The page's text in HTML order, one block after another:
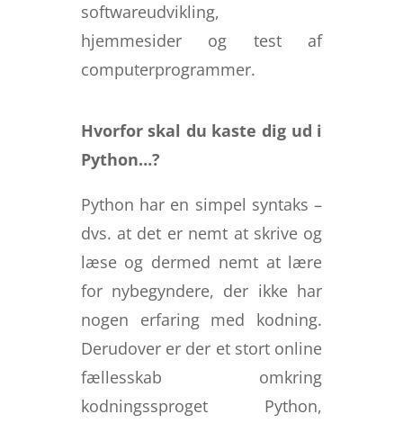
softwareudvikling,
hjemmesider og test af
computerprogrammer.
Hvorfor skal du kaste dig ud i
Python…?
Python har en simpel syntaks –
dvs. at det er nemt at skrive og
læse og dermed nemt at lære
for nybegyndere, der ikke har
nogen erfaring med kodning.
Derudover er der et stort online
fællesskab omkring
kodningssproget Python,